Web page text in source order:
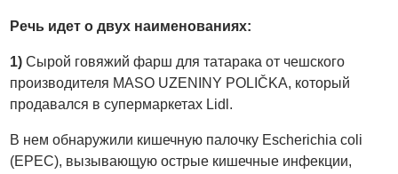
Речь идет о двух наименованиях:
1) Сырой говяжий фарш для татарака от чешского
производителя MASO UZENINY POLIČKA, который
продавался в супермаркетах Lidl.
В нем обнаружили кишечную палочку Escherichia coli
(EPEC), вызывающую острые кишечные инфекции,